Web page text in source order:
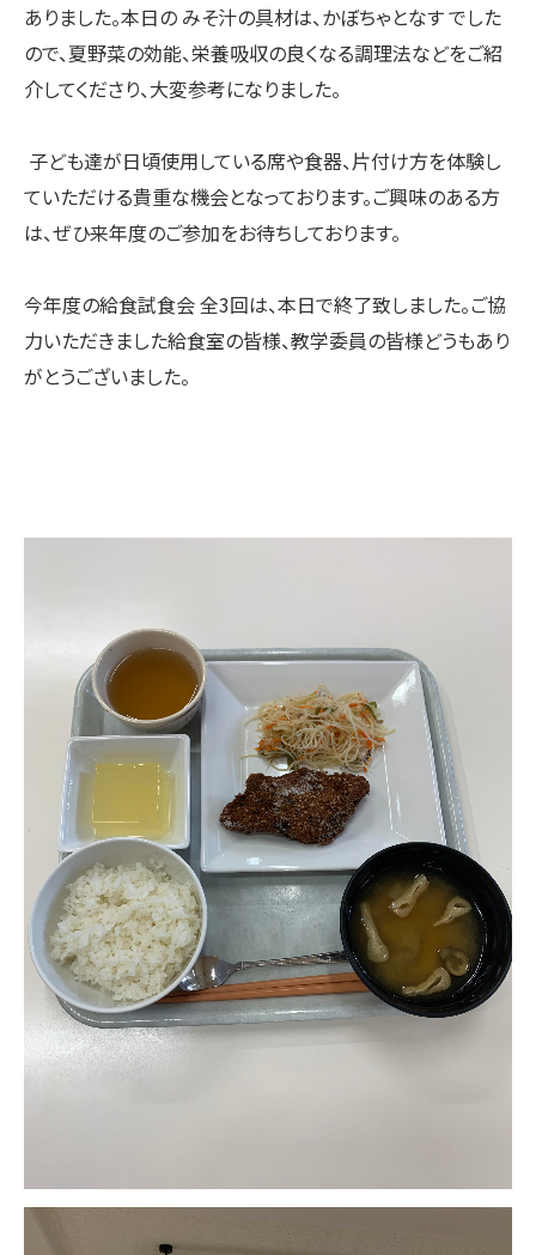
ありました。本日の みそ汁の具材は、かぼちゃとなす でした
ので、夏野菜の効能、栄養吸収の良くなる調理法などをご紹
介してくださり、大変参考になりました。
子ども達が日頃使用している席や食器、片付け方を体験し
ていただける貴重な機会となっております。ご興味のある方
は、ぜひ来年度のご参加をお待ちしております。
今年度の給食試食会 全3回は、本日で終了致しました。ご協
力いただきました給食室の皆様、教学委員の皆様どうもあり
がとうございました。